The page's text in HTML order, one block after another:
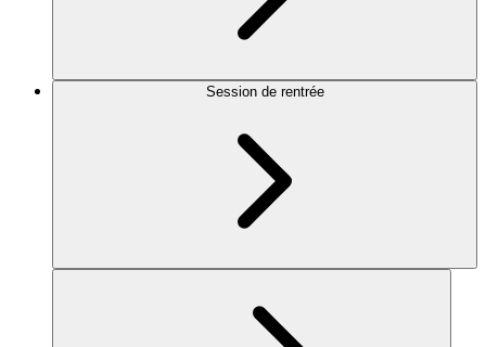
Session de rentrée